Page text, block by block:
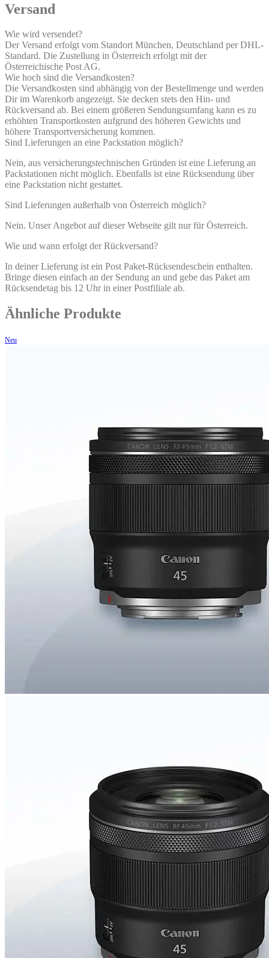
Versand
Wie wird versendet?
Der Versand erfolgt vom Standort München, Deutschland per DHL-
Standard. Die Zustellung in Österreich erfolgt mit der
Österreichische Post AG.
Wie hoch sind die Versandkosten?
Die Versandkosten sind abhängig von der Bestellmenge und werden
Dir im Warenkorb angezeigt. Sie decken stets den Hin- und
Rückversand ab. Bei einem größeren Sendungsumfang kann es zu
erhöhten Transportkosten aufgrund des höheren Gewichts und
höhere Transportversicherung kommen.
Sind Lieferungen an eine Packstation möglich?
Nein, aus versicherungstechnischen Gründen ist eine Lieferung an
Packstationen nicht möglich. Ebenfalls ist eine Rücksendung über
eine Packstation nicht gestattet.
Sind Lieferungen außerhalb von Österreich möglich?
Nein. Unser Angebot auf dieser Webseite gilt nur für Österreich.
Wie und wann erfolgt der Rückversand?
In deiner Lieferung ist ein Post Paket-Rücksendeschein enthalten.
Bringe diesen einfach an der Sendung an und gebe das Paket am
Rücksendetag bis 12 Uhr in einer Postfiliale ab.
Ähnliche Produkte
Neu